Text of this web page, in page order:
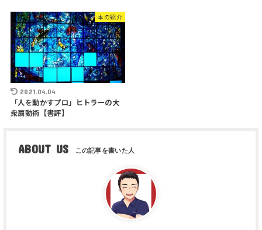
本の紹介
2021.04.04
「人を動かすプロ」ヒトラーの大
衆扇動術【書評】
ABOUT US